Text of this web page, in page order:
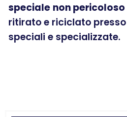
speciale non pericoloso
ritirato e riciclato
speciali e specializzate.